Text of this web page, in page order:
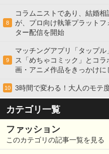
8
コラムニストであり、結婚
が、プロ向け執筆プラット
ター配信を開始
9
マッチングアプリ「タップ
ス「めちゃコミック」とコ
画・アニメ作品をきっかけ
10 3時間で変わる！大人のモテ
カテゴリ一覧
ファッション
このカテゴリの記事一覧を見る